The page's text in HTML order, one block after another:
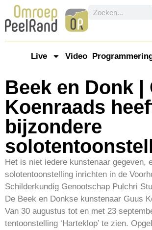
Live Video
Beek en Donk |
Koenraads
bijzondere
Het is niet iedere kunstenaar gegeven,
solotentoonstelling inrichten in de
Schilderkundig Genootschap Pulchri
De Beek en Donkse kunstenaar Guus
Van 30 augustus tot en met 23
tentoonstelling ‘Harteklop’ te zien.